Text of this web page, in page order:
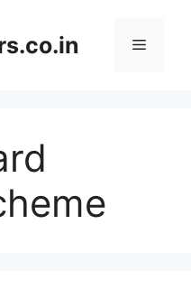
Menu